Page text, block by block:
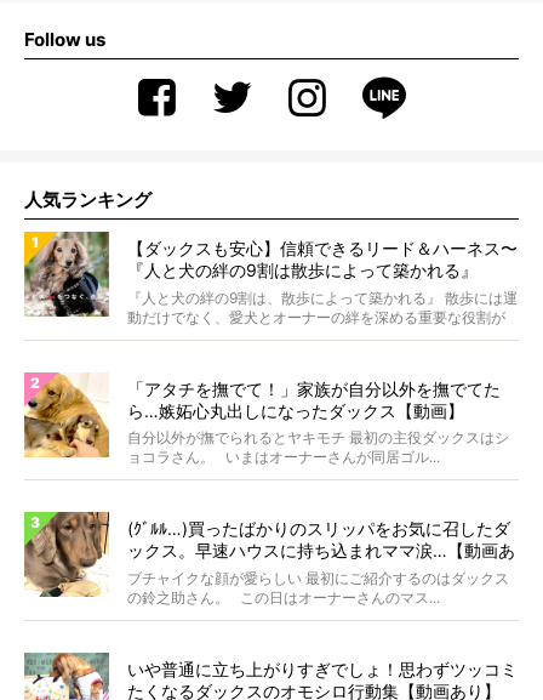
Follow us
人気ランキング
【ダックスも安心】信頼できるリード＆ハーネス〜
『人と犬の絆の9割は散歩によって築かれる』
WOLFGANG MAN＆BEAST〜
『人と犬の絆の9割は、散歩によって築かれる』 散歩には運
動だけでなく、愛犬とオーナーの絆を深める重要な役割が
あ...
「アタチを撫でて！」家族が自分以外を撫でてた
ら…嫉妬心丸出しになったダックス【動画】
自分以外が撫でられるとヤキモチ 最初の主役ダックスはシ
ョコラさん。 いまはオーナーさんが同居ゴル...
(ｸﾞﾙﾙ…)買ったばかりのスリッパをお気に召したダ
ックス。早速ハウスに持ち込まれママ涙…【動画あ
り】
ブチャイクな顔が愛らしい 最初にご紹介するのはダックス
の鈴之助さん。 この日はオーナーさんのマス...
いや普通に立ち上がりすぎでしょ！思わずツッコミ
たくなるダックスのオモシロ行動集【動画あり】